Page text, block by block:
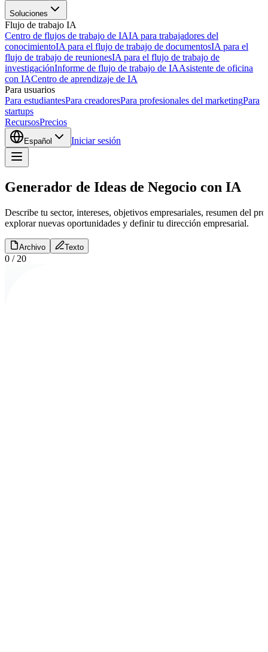
Soluciones
Flujo de trabajo IA
Centro de flujos de trabajo de IAIA para trabajadores del
conocimientoIA para el flujo de trabajo de documentosIA para el
flujo de trabajo de reunionesIA para el flujo de trabajo de
investigaciónInforme de flujo de trabajo de IAAsistente de oficina
con IACentro de aprendizaje de IA
Para usuarios
Para estudiantesPara creadoresPara profesionales del marketingPara
startups
RecursosPrecios
Español Iniciar sesión
Generador de Ideas de Negocio con IA
Describe tu sector, intereses, objetivos empresariales, resumen del
explorar nuevas oportunidades y definir tu dirección empresarial.
Archivo Texto
0 / 20